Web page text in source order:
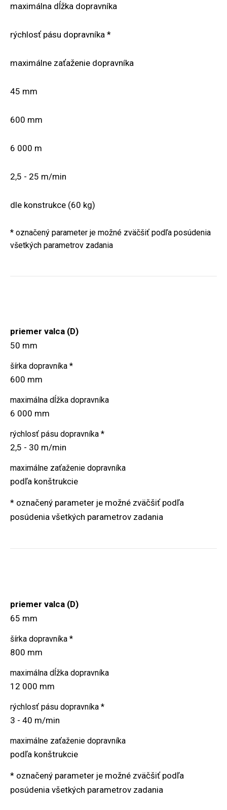
maximálna dĺžka dopravníka
rýchlosť pásu dopravníka *
maximálne zaťaženie dopravníka
45 mm
600 mm
6 000 m
2,5 - 25 m/min
dle konstrukce (60 kg)
* označený parameter je možné zväčšiť podľa posúdenia
všetkých parametrov zadania
priemer valca (D)
50 mm
šírka dopravníka *
600 mm
maximálna dĺžka dopravníka
6 000 mm
rýchlosť pásu dopravníka *
2,5 - 30 m/min
maximálne zaťaženie dopravníka
podľa konštrukcie
* označený parameter je možné zväčšiť podľa
posúdenia všetkých parametrov zadania
priemer valca (D)
65 mm
šírka dopravníka *
800 mm
maximálna dĺžka dopravníka
12 000 mm
rýchlosť pásu dopravníka *
3 - 40 m/min
maximálne zaťaženie dopravníka
podľa konštrukcie
* označený parameter je možné zväčšiť podľa
posúdenia všetkých parametrov zadania